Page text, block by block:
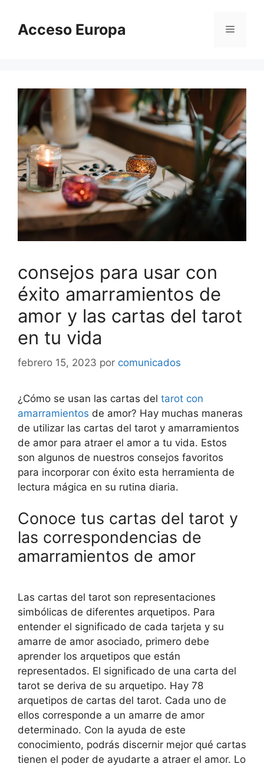
contenido
Acceso Europa Menú
consejos para usar con
éxito amarramientos de
amor y las cartas del tarot
en tu vida
febrero 15, 2023 por comunicados
¿Cómo se usan las cartas del tarot con
amarramientos de amor? Hay muchas maneras
de utilizar las cartas del tarot y amarramientos
de amor para atraer el amor a tu vida. Estos
son algunos de nuestros consejos favoritos
para incorporar con éxito esta herramienta de
lectura mágica en su rutina diaria.
Conoce tus cartas del tarot y
las correspondencias de
amarramientos de amor
Las cartas del tarot son representaciones
simbólicas de diferentes arquetipos. Para
entender el significado de cada tarjeta y su
amarre de amor asociado, primero debe
aprender los arquetipos que están
representados. El significado de una carta del
tarot se deriva de su arquetipo. Hay 78
arquetipos de cartas del tarot. Cada uno de
ellos corresponde a un amarre de amor
determinado. Con la ayuda de este
conocimiento, podrás discernir mejor qué cartas
tienen el poder de ayudarte a atraer el amor. Lo